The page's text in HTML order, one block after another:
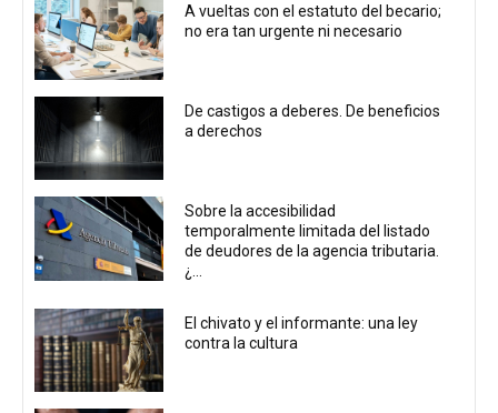
A vueltas con el estatuto del becario;
no era tan urgente ni necesario
De castigos a deberes. De beneficios
a derechos
Sobre la accesibilidad
temporalmente limitada del listado
de deudores de la agencia tributaria.
¿...
El chivato y el informante: una ley
contra la cultura